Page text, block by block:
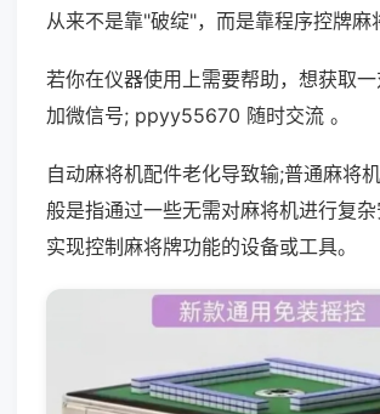
从来不是靠"破绽"，而是靠程序控牌麻
若你在仪器使用上需要帮助，想获取
加微信号; ppyy55670 随时交流 。
自动麻将机配件老化导致输;普通麻将
般是指通过一些无需对麻将机进行复
实现控制麻将牌功能的设备或工具。